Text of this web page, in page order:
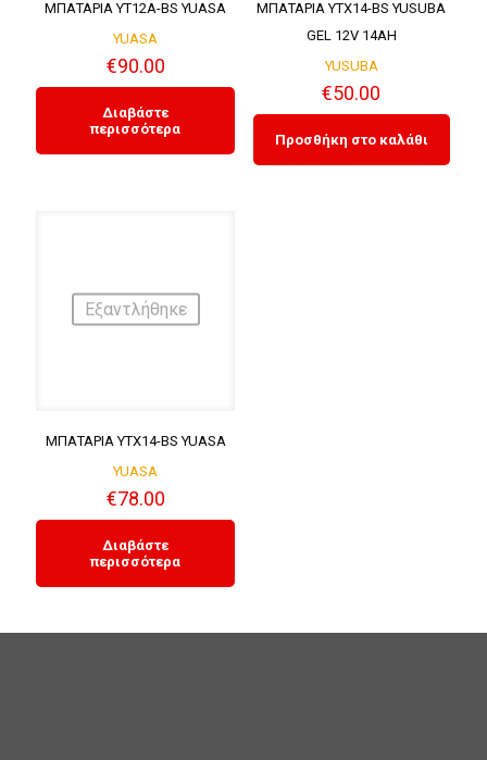
ΜΠΑΤΑΡΙΑ YT12A-BS YUASA
YUASA
€90.00
Διαβάστε
περισσότερα
ΜΠΑΤΑΡΙΑ YTX14-BS YUSUBA
GEL 12V 14AH
YUSUBA
€50.00
Προσθήκη στο καλάθι
Εξαντλήθηκε
ΜΠΑΤΑΡΙΑ YTX14-BS YUASA
YUASA
€78.00
Διαβάστε
περισσότερα